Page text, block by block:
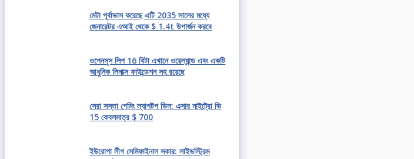
মেটা পূর্বাভাস করেছে এটি 2035 সালের মধ্যে
জেনারেটর এআই থেকে $ 1.4t উপার্জন করবে
ওপেনসুস লিপ 16 বিটা এখানে ওয়েল্যান্ড এবং একটি
আধুনিক লিনাক্স ফাউন্ডেশন সহ রয়েছে
সেরা সস্তা গেমিং ল্যাপটপ ডিল: এসার নাইট্রো ভি
15 কেবলমাত্র $ 700
ইউরোপা লীগ সেমিফাইনাল সকার: লাইভস্ট্রিম